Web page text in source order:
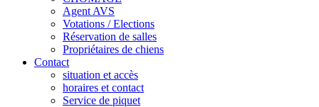
Agent AVS
Votations / Elections
Réservation de salles
Propriétaires de chiens
Contact
situation et accès
horaires et contact
Service de piquet